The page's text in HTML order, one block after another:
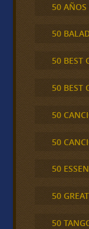
50
50
50 BEST
50 BEST
50
50
50
50
50